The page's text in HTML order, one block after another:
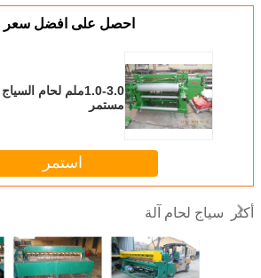
احصل على افضل سعر
1.0-3.0ملم لحام
مستمر
استمر
أكثر سياج لحام آلة